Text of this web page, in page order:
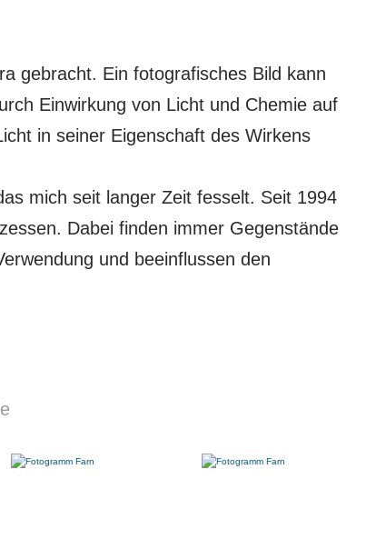
gebracht. Ein fotografisches Bild kann
Einwirkung von Licht und Chemie auf
in seiner Eigenschaft des Wirkens
mich seit langer Zeit fesselt. Seit 1994
Dabei finden immer Gegenstände
und beeinflussen den